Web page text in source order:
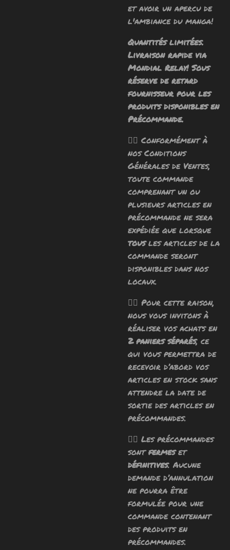
et avoir un apercu de
l'ambiance du manga!
Quantités limitées.
Livraison rapide via
Mondial Relay! Sous
réserve de retard
fournisseur pour les
produits disponibles en
Précommande.
🧙‍♂️ Conformément à
nos Conditions
Générales de Ventes,
toute commande
comprenant un ou
plusieurs articles en
précommande ne sera
expédiée que lorsque
tousles articles de la
commande seront
disponibles dans nos
locaux.
🧙‍♂️ Pour cette raison,
nous vous invitons à
réaliser vos achats en
2 paniers séparés, ce
qui vous permettra de
recevoir d’abord vos
articles en stock sans
attendre la date de
sortie des articles en
précommandes.
🧙‍♂️ Les précommandes
sontfermeset
définitives. Aucune
demande d’annulation
ne pourra être
formulée pour une
commande contenant
des produits en
précommandes.